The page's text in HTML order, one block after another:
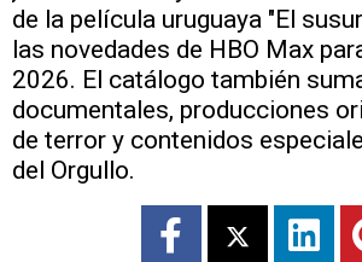
de la película uruguaya "El
las novedades de HBO Max
2026. El catálogo también
documentales, producciones
de terror y contenidos
del Orgullo.